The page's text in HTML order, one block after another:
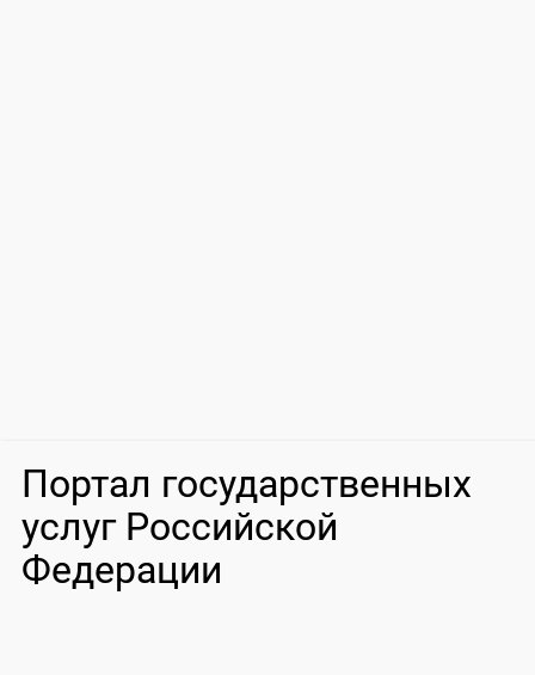
Портал государственных
услуг Российской
Федерации